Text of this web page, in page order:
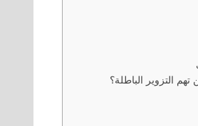
التزوير الباطلة؟